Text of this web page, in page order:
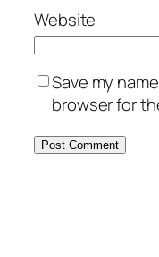
Website
Save my
browser for